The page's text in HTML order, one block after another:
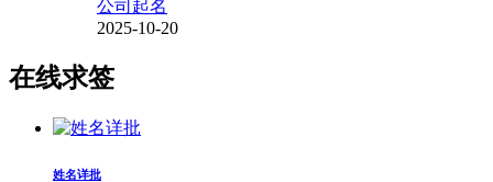
公司起名
2025-10-20
在线求签
姓名详批